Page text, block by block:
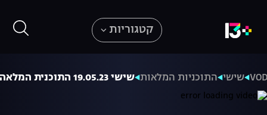
קטגוריות
שישי התוכניות המלאות שישי 19.05.23 התוכנית המלאה